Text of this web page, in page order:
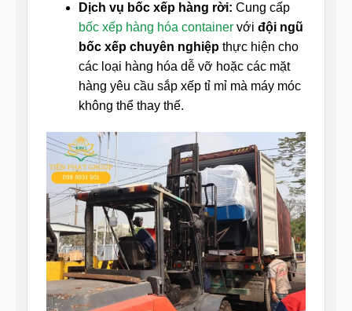
Dịch vụ bốc xếp hàng rời: Cung cấp
bốc xếp hàng hóa container với đội ngũ
bốc xếp chuyên nghiệpthực hiện cho
các loại hàng hóa dễ vỡ hoặc các mặt
hàng yêu cầu sắp xếp tỉ mỉ mà máy móc
không thể thay thế.